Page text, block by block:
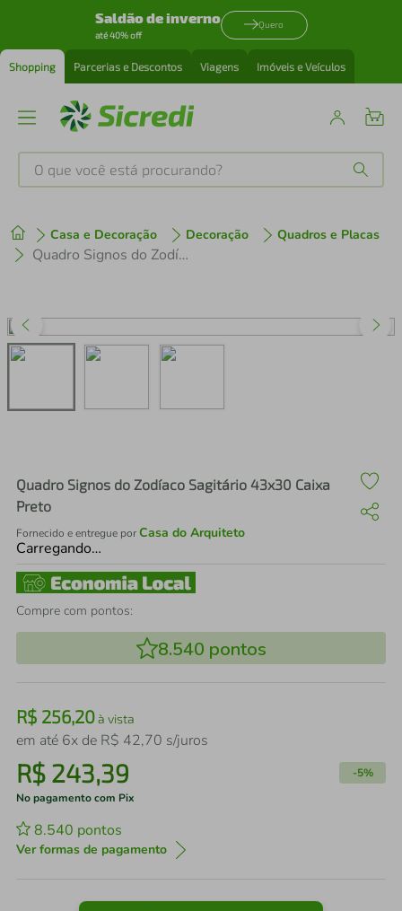
Saldão de inverno
até 40% off
Quero
Shopping Parcerias e Descontos Viagens Imóveis e Veículos
O que você está procurando?
Casa e Decoração Decoração Quadros e Placas
Quadro Signos do Zodíaco Sagitário 43x30 Caixa Preto
Quadro Signos do Zodíaco Sagitário 43x30 Caixa
Preto
Fornecido e entregue porCasa do Arquiteto
Carregando…
Compre com pontos:
8.540 pontos
R$ 256,20à vista
em até 6x de R$ 42,70 s/juros
R$ 243,39 -5%
No pagamento com Pix
8.540 pontos
Ver formas de pagamento
1º tenis
perfume